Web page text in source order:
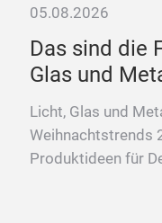
05.08.2026
Das sind die
Glas und
Licht, Glas und
Produktideen für